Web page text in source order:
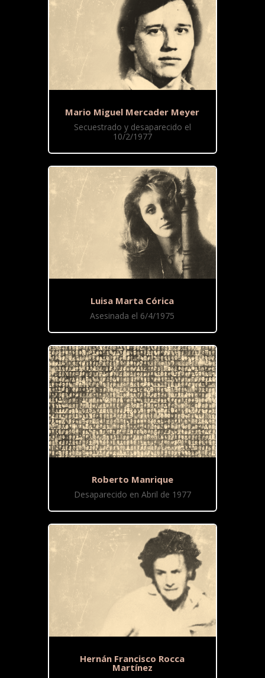
Mario Miguel Mercader Meyer
Secuestrado y desaparecido el
10/2/1977
Luisa Marta Córica
Asesinada el 6/4/1975
Roberto Manrique
Desaparecido en Abril de 1977
Hernán Francisco Rocca
Martínez